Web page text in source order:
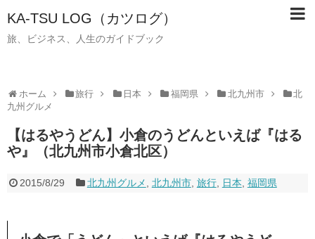
KA-TSU LOG（カツログ）
旅、ビジネス、人生のガイドブック
ホーム 旅行 日本 福岡県 北九州市
北
九州グルメ
【はるやうどん】小倉のうどんといえば『はる
や』（北九州市小倉北区）
2015/8/29 北九州グルメ 北九州市, 旅行, 日本 福岡県